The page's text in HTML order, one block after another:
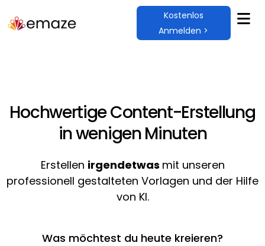
Kostenlos
Anmelden >
Hochwertige Content-Erstellung
in wenigen Minuten
Erstellen irgendetwas mit unseren
professionell gestalteten Vorlagen und der Hilfe
von KI.
Was möchtest du heute kreieren?